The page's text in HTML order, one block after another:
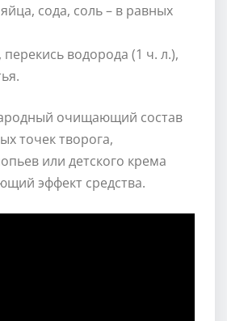
сода, соль – в равных
перекись водорода (1 ч. л.),
очищающий состав
точек творога,
или детского крема
эффект средства.